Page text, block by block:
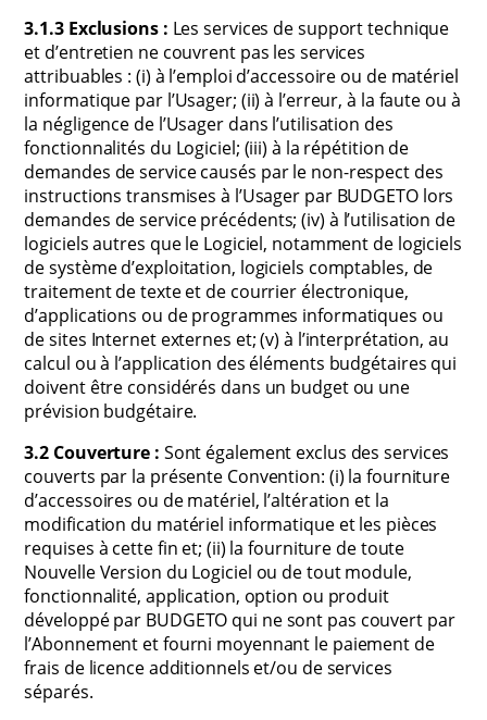
3.1.3 Exclusions : Les services de support technique
et d’entretien ne couvrent pas les services
attribuables : (i) à l’emploi d’accessoire ou de matériel
informatique par l’Usager; (ii) à l’erreur, à la faute ou à
la négligence de l’Usager dans l’utilisation des
fonctionnalités du Logiciel; (iii) à la répétition de
demandes de service causés par le non-respect des
instructions transmises à l’Usager par BUDGETO lors
demandes de service précédents; (iv) à l’utilisation de
logiciels autres que le Logiciel, notamment de logiciels
de système d’exploitation, logiciels comptables, de
traitement de texte et de courrier électronique,
d’applications ou de programmes informatiques ou
de sites Internet externes et; (v) à l’interprétation, au
calcul ou à l’application des éléments budgétaires qui
doivent être considérés dans un budget ou une
prévision budgétaire.
3.2 Couverture : Sont également exclus des services
couverts par la présente Convention: (i) la fourniture
d’accessoires ou de matériel, l’altération et la
modification du matériel informatique et les pièces
requises à cette fin et; (ii) la fourniture de toute
Nouvelle Version du Logiciel ou de tout module,
fonctionnalité, application, option ou produit
développé par BUDGETO qui ne sont pas couvert par
l’Abonnement et fourni moyennant le paiement de
frais de licence additionnels et/ou de services
séparés.